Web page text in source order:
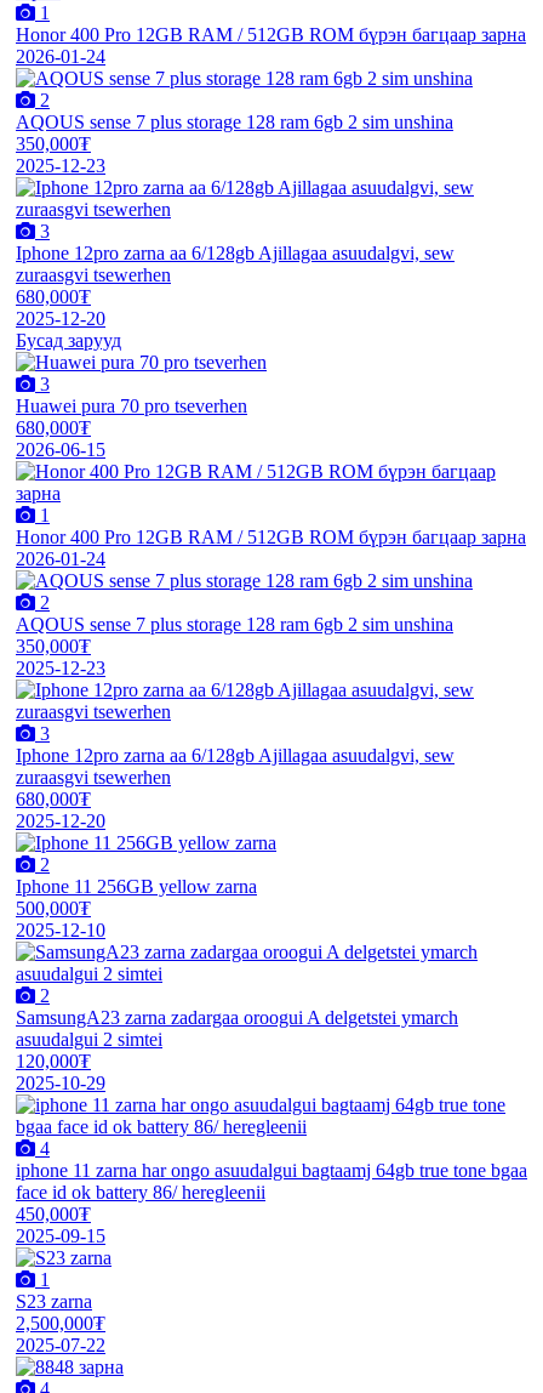
1
Honor 400 Pro 12GB RAM / 512GB ROM бүрэн багцаар зарна
2026-01-24
2
AQOUS sense 7 plus storage 128 ram 6gb 2 sim unshina
350,000₮
2025-12-23
3
Iphone 12pro zarna aa 6/128gb Ajillagaa asuudalgvi, sew
zuraasgvi tsewerhen
680,000₮
2025-12-20
Бусад зарууд
3
Huawei pura 70 pro tseverhen
680,000₮
2026-06-15
1
Honor 400 Pro 12GB RAM / 512GB ROM бүрэн багцаар зарна
2026-01-24
2
AQOUS sense 7 plus storage 128 ram 6gb 2 sim unshina
350,000₮
2025-12-23
3
Iphone 12pro zarna aa 6/128gb Ajillagaa asuudalgvi, sew
zuraasgvi tsewerhen
680,000₮
2025-12-20
2
Iphone 11 256GB yellow zarna
500,000₮
2025-12-10
2
SamsungA23 zarna zadargaa oroogui A delgetstei ymarch
asuudalgui 2 simtei
120,000₮
2025-10-29
4
iphone 11 zarna har ongo asuudalgui bagtaamj 64gb true tone bgaa
face id ok battery 86/ heregleenii
450,000₮
2025-09-15
1
S23 zarna
2,500,000₮
2025-07-22
4